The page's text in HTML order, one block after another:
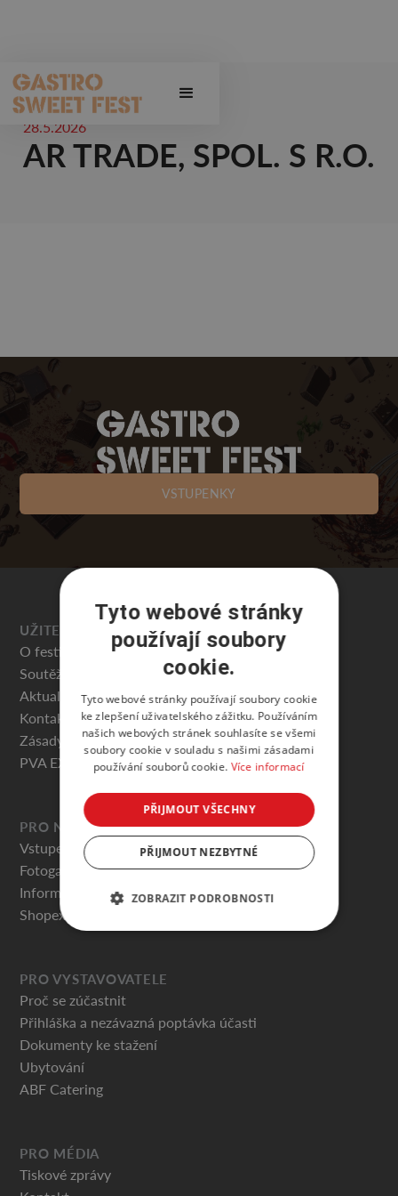
28.5.2026
AR TRADE, SPOL. S R.O.
VSTUPENKY
UŽITEČNÉ
O festivalu
Soutěže
Aktuality
Kontakty
Zásady ochrany osobních údajů
PVA EXPO PRAHA
PRO NÁVŠTĚVNÍKY
Vstupenky
Fotogalerie
Informace pro návštěvníky
Shopex.cz
PRO VYSTAVOVATELE
Proč se zúčastnit
Přihláška a nezávazná poptávka účasti
Dokumenty ke stažení
Ubytování
ABF Catering
PRO MÉDIA
Tiskové zprávy
Tyto webové stránky
používají soubory
cookie.
Tyto webové stránky používají soubory cookie
ke zlepšení uživatelského zážitku. Používáním
našich webových stránek souhlasíte se všemi
soubory cookie v souladu s našimi zásadami
používání souborů cookie. Více informací
PŘIJMOUT VŠECHNY
PŘIJMOUT NEZBYTNÉ
ZOBRAZIT PODROBNOSTI